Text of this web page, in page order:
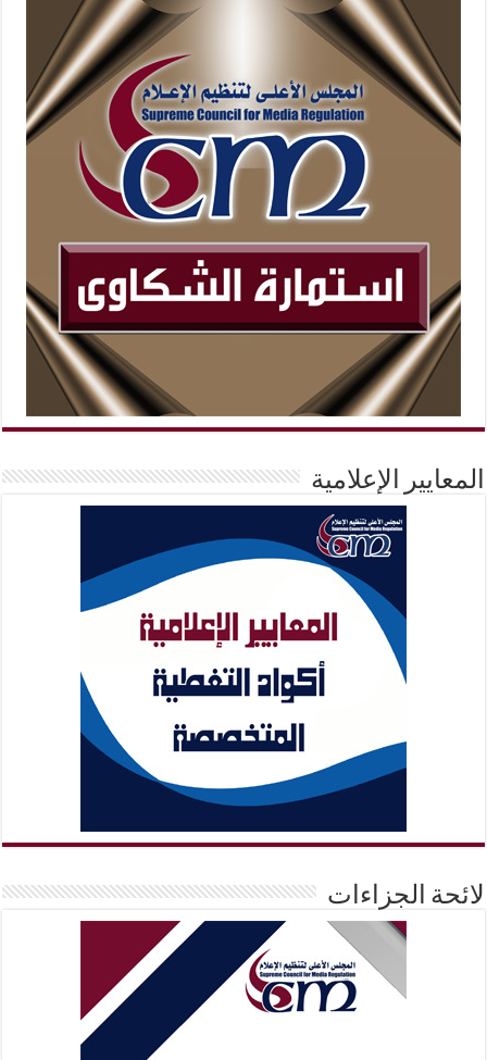
المعايير الإعلامية
لائحة الجزاءات